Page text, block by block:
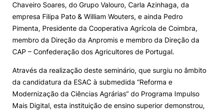
Chaveiro Soares, do Grupo Valouro, Carla Azinhaga, da
empresa Filipa Pato & William Wouters, e ainda Pedro
Pimenta, Presidente da Cooperativa Agrícola de Coimbra,
membro da Direção da Anpromis e membro da Direção da
CAP – Confederação dos Agricultores de Portugal.
Através da realização deste seminário, que surgiu no âmbito
da candidatura da ESAC à submedida “Reforma e
Modernização da Ciências Agrárias” do Programa Impulso
Mais Digital, esta instituição de ensino superior demonstrou,